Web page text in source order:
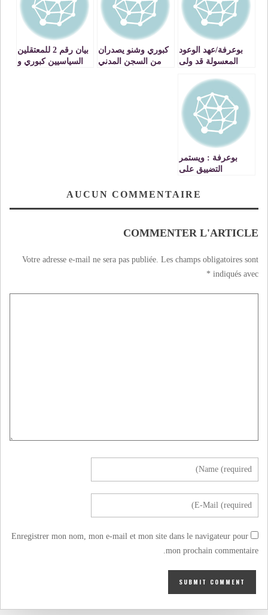
بوعرفة/عهد الوعود
المعسولة قد ولى
كبوري وشنو يصدران
من السجن المدني
بيان رقم 2 للمعتقلين
السياسيين كبوري و
بوعرفة : ويستمر
التضييق على
AUCUN COMMENTAIRE
COMMENTER L'ARTICLE
Votre adresse e-mail ne sera pas publiée. Les champs obligatoires sont
indiqués avec
*
Enregistrer mon nom, mon e-mail et mon site dans le navigateur pour
mon prochain commentaire.